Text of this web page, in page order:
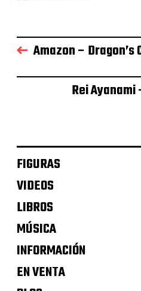
Amazon – Dragon’s
Rei Ayanami
FIGURAS
VIDEOS
LIBROS
MÚSICA
INFORMACIÓN
EN VENTA